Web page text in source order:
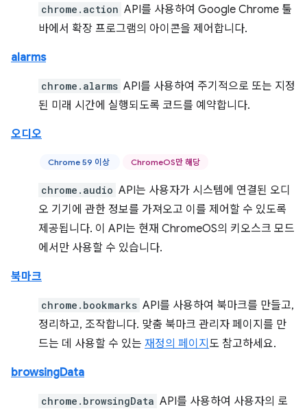
chrome.action API를 사용하여 Google Chrome 툴
바에서 확장 프로그램의 아이콘을 제어합니다.
alarms
chrome.alarms API를 사용하여 주기적으로 또는 지정
된 미래 시간에 실행되도록 코드를 예약합니다.
오디오
Chrome 59 이상 ChromeOS만 해당
chrome.audio API는 사용자가 시스템에 연결된 오디
오 기기에 관한 정보를 가져오고 이를 제어할 수 있도록
제공됩니다. 이 API는 현재 ChromeOS의 키오스크 모드
에서만 사용할 수 있습니다.
북마크
chrome.bookmarks API를 사용하여 북마크를 만들고,
정리하고, 조작합니다. 맞춤 북마크 관리자 페이지를 만
드는 데 사용할 수 있는 재정의 페이지 도 참고하세요.
browsingData
chrome.browsingData API를 사용하여 사용자의 로